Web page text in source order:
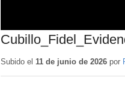
Subido el 11 de junio de 2026por